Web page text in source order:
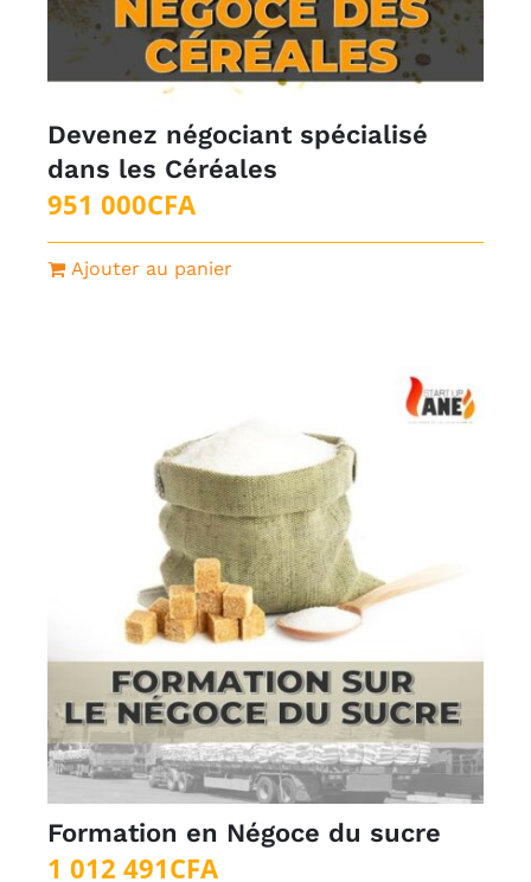
Devenez négociant spécialisé
dans les Céréales
951 000CFA
Ajouter au panier
Formation en Négoce du sucre
1 012 491CFA